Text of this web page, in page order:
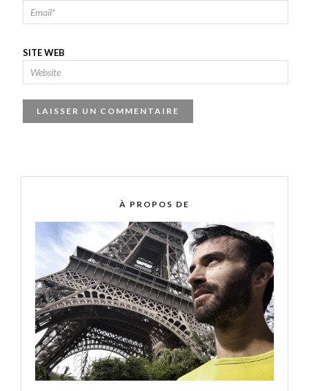
SITE WEB
À PROPOS DE